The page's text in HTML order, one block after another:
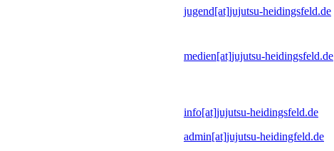
jugend[at]jujutsu-heidingsfeld.de
medien[at]jujutsu-heidingsfeld.de
info[at]jujutsu-heidingsfeld.de
admin[at]jujutsu-heidingfeld.de